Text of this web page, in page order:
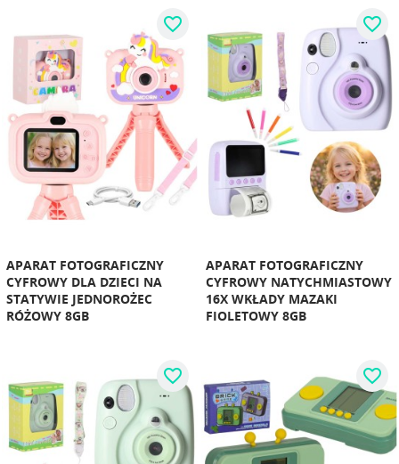
APARAT FOTOGRAFICZNY
CYFROWY DLA DZIECI NA
STATYWIE JEDNOROŻEC
RÓŻOWY 8GB
favorite_border
APARAT FOTOGRAFICZNY
CYFROWY NATYCHMIASTOWY
16X WKŁADY MAZAKI
FIOLETOWY 8GB
favorite_border
favorite_border favorite_border